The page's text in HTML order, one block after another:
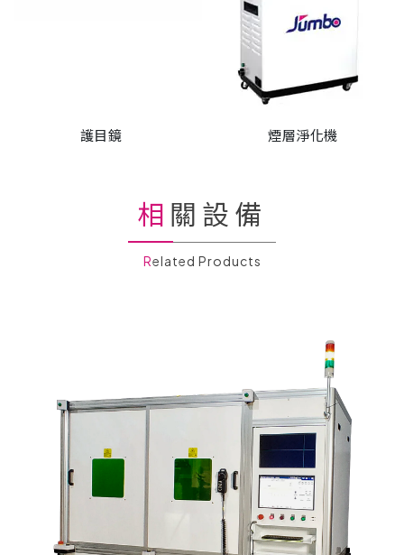
護目鏡 煙層淨化機
相關設備
Related Products